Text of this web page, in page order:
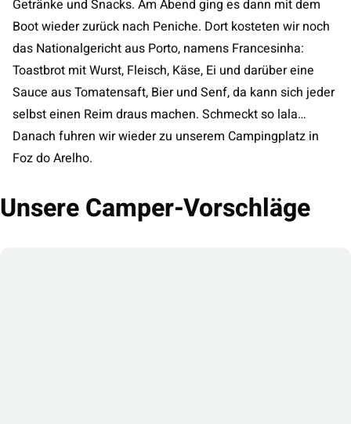
Getränke und Snacks. Am Abend ging es dann mit dem
Boot wieder zurück nach Peniche. Dort kosteten wir noch
das Nationalgericht aus Porto, namens Francesinha:
Toastbrot mit Wurst, Fleisch, Käse, Ei und darüber eine
Sauce aus Tomatensaft, Bier und Senf, da kann sich jeder
selbst einen Reim draus machen. Schmeckt so lala…
Danach fuhren wir wieder zu unserem Campingplatz in
Foz do Arelho.
Unsere Camper-Vorschläge